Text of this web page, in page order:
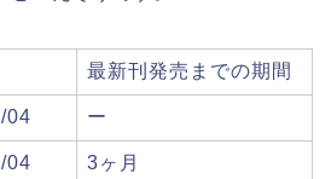
最新刊発売までの期間
04 ー
04 3ヶ月